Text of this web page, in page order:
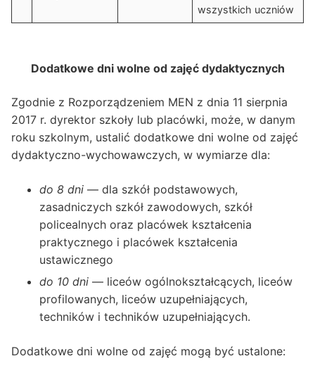
wszystkich uczniów
Dodatkowe dni wolne od zajęć dydaktycznych
Zgodnie z Rozporządzeniem MEN z dnia 11 sierpnia
2017 r. dyrektor szkoły lub placówki, może, w danym
roku szkolnym, ustalić dodatkowe dni wolne od zajęć
dydaktyczno-wychowawczych, w wymiarze dla:
do 8 dni — dla szkół podstawowych,
zasadniczych szkół zawodowych, szkół
policealnych oraz placówek kształcenia
praktycznego i placówek kształcenia
ustawicznego
do 10 dni — liceów ogólnokształcących, liceów
profilowanych, liceów uzupełniających,
techników i techników uzupełniających.
Dodatkowe dni wolne od zajęć mogą być ustalone: